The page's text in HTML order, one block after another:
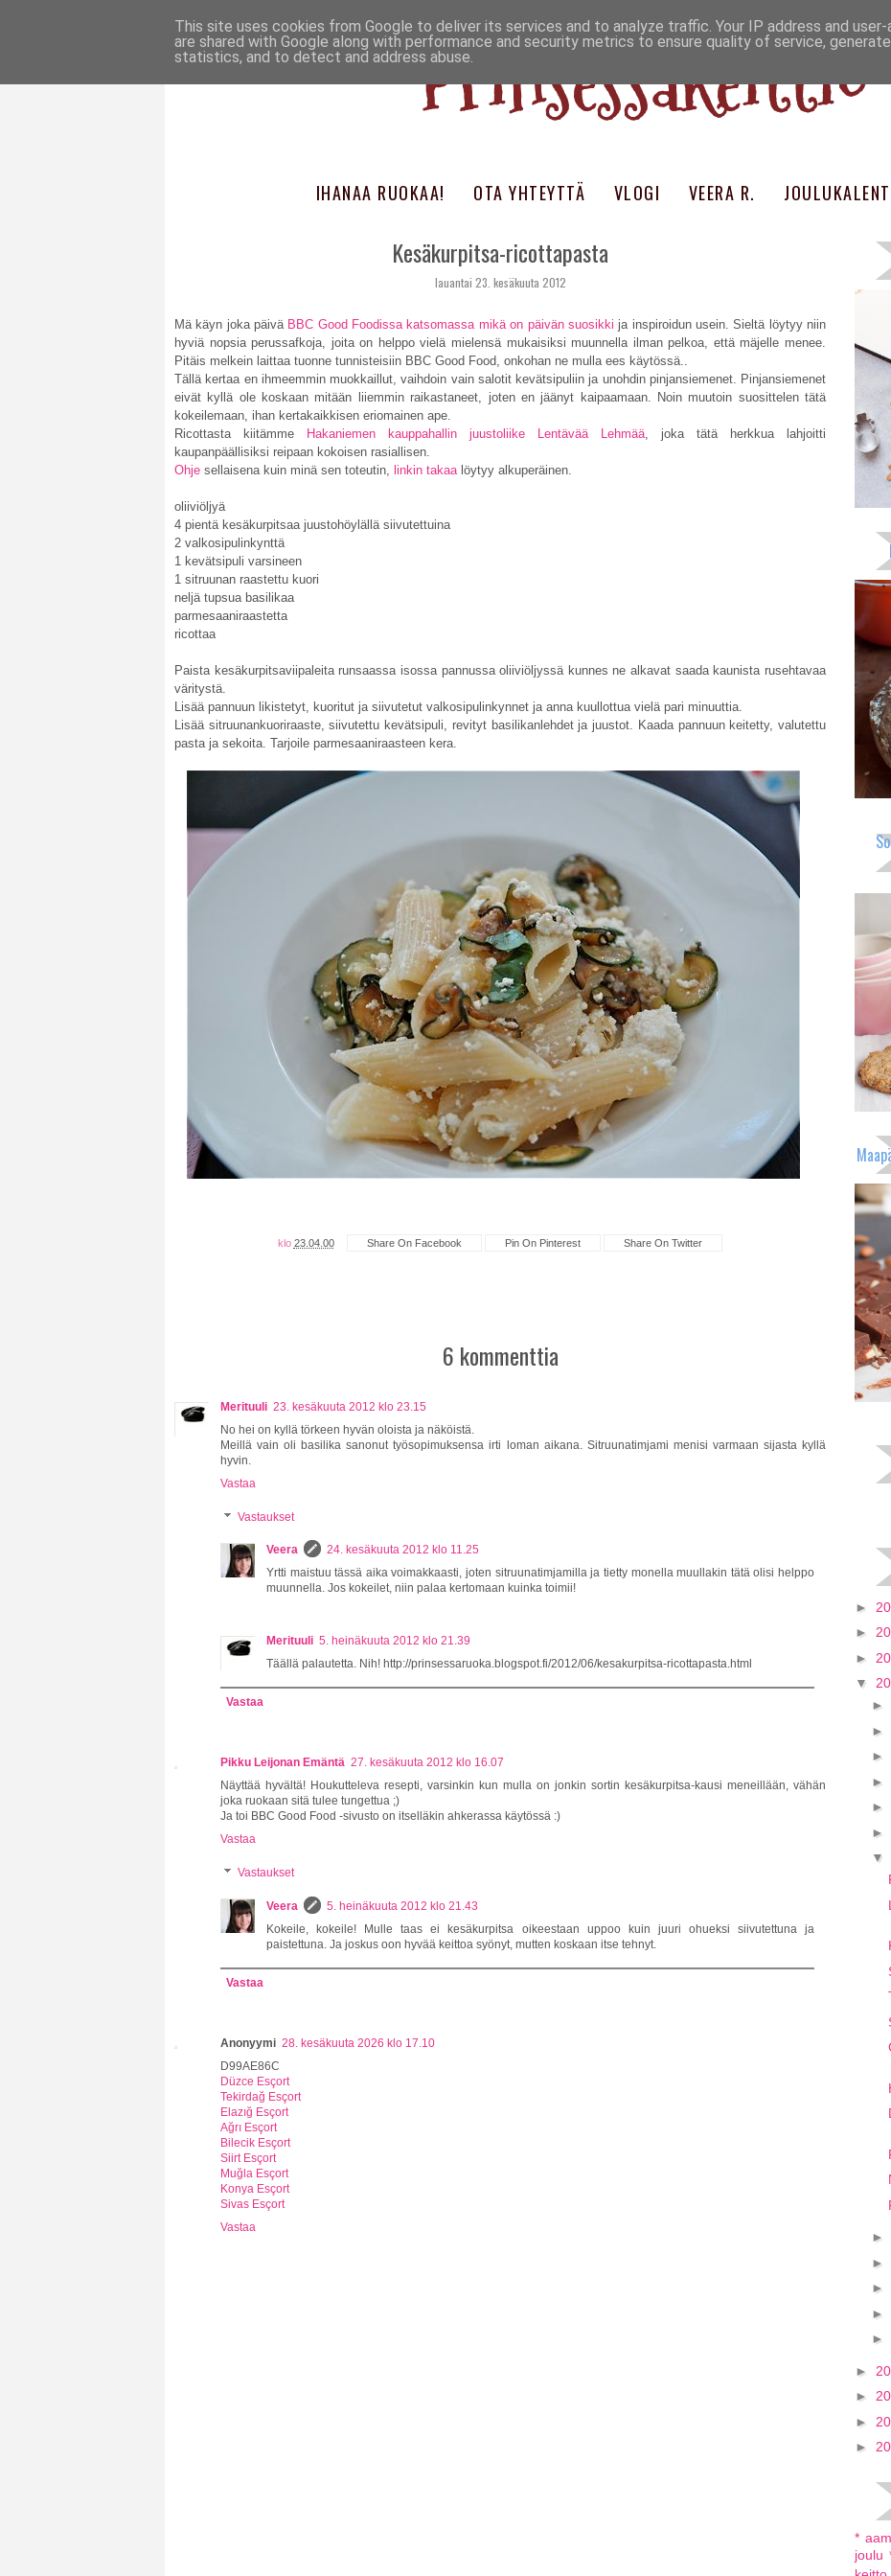
Prinsessakeittiö
IHANAA RUOKAA! OTA YHTEYTTÄ VLOGI VEERA R.
Kesäkurpitsa-ricottapasta
lauantai 23. kesäkuuta 2012
Mä käyn joka päivä BBC Good Foodissa katsomassa mikä on päivän suosikki ja inspiroidun usein. Sieltä löytyy niin
hyviä nopsia perussafkoja, joita on helppo vielä mielensä mukaisiksi muunnella ilman pelkoa, että mäjelle menee.
Pitäis melkein laittaa tuonne tunnisteisiin BBC Good Food, onkohan ne mulla ees käytössä..
Tällä kertaa en ihmeemmin muokkaillut, vaihdoin vain salotit kevätsipuliin ja unohdin pinjansiemenet. Pinjansiemenet
eivät kyllä ole koskaan mitään liiemmin raikastaneet, joten en jäänyt kaipaamaan. Noin muutoin suosittelen tätä
kokeilemaan, ihan kertakaikkisen eriomainen ape.
Ricottasta kiitämme
Hakaniemen kauppahallin juustoliike Lentävää Lehmää, joka tätä herkkua lahjoitti
kaupanpäällisiksi reipaan kokoisen rasiallisen.
Ohje sellaisena kuin minä sen toteutin, linkin takaalöytyy alkuperäinen.
oliiviöljyä
4 pientä kesäkurpitsaa juustohöylällä siivutettuina
2 valkosipulinkynttä
1 kevätsipuli varsineen
1 sitruunan raastettu kuori
neljä tupsua basilikaa
parmesaaniraastetta
ricottaa
Paista kesäkurpitsaviipaleita runsaassa isossa pannussa oliiviöljyssä kunnes ne alkavat saada kaunista rusehtavaa
väritystä.
Lisää pannuun likistetyt, kuoritut ja siivutetut valkosipulinkynnet ja anna kuullottua vielä pari minuuttia.
Lisää sitruunankuoriraaste, siivutettu kevätsipuli, revityt basilikanlehdet ja juustot. Kaada pannuun keitetty, valutettu
pasta ja sekoita. Tarjoile parmesaaniraasteen kera.
klo 23.04.00 Share On Facebook Pin On Pinterest Share On Twitter
6 kommenttia
Merituuli 23. kesäkuuta 2012 klo 23.15
No hei on kyllä törkeen hyvän oloista ja näköistä.
Meillä vain oli basilika sanonut työsopimuksensa irti loman aikana. Sitruunatimjami menisi varmaan sijasta kyllä
hyvin.
Vastaa
Vastaukset
Veera
24. kesäkuuta 2012 klo 11.25
Yrtti maistuu tässä aika voimakkaasti, joten sitruunatimjamilla ja tietty monella muullakin tätä olisi helppo
muunnella. Jos kokeilet, niin palaa kertomaan kuinka toimii!
Merituuli 5. heinäkuuta 2012 klo 21.39
Täällä palautetta. Nih! http://prinsessaruoka.blogspot.fi/2012/06/kesakurpitsa-ricottapasta.html
Vastaa
Pikku Leijonan Emäntä 27. kesäkuuta 2012 klo 16.07
Näyttää hyvältä! Houkutteleva resepti, varsinkin kun mulla on jonkin sortin kesäkurpitsa-kausi meneillään, vähän
joka ruokaan sitä tulee tungettua ;)
Ja toi BBC Good Food -sivusto on itselläkin ahkerassa käytössä :)
Vastaa
Vastaukset
Veera
5. heinäkuuta 2012 klo 21.43
Kokeile, kokeile! Mulle taas ei kesäkurpitsa oikeestaan uppoo kuin juuri ohueksi siivutettuna ja
paistettuna. Ja joskus oon hyvää keittoa syönyt, mutten koskaan itse tehnyt.
Vastaa
Anonyymi 28. kesäkuuta 2026 klo 17.10
D99AE86C
Düzce Esçort
Tekirdağ Esçort
Elazığ Esçort
Ağrı Esçort
Bilecik Esçort
Siirt Esçort
Muğla Esçort
Konya Esçort
Sivas Esçort
Vastaa
►
►
►
▼
►
►
►
►
►
►
▼
►
►
►
►
►
►
►
►
►
*
joulu
This site uses cookies from Google to deliver its services and to analyze traffic. Your IP address and
are shared with Google along with performance and security metrics to ensure quality of service,
statistics, and to detect and address abuse.